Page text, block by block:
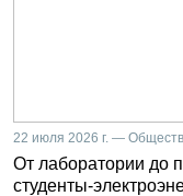
22 июля 2026 г. —
От лаборатории до
студенты-